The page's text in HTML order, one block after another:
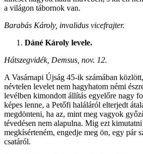
a világon tábornok van.
Barabás Károly, invalidus vicefrajter.
Dáné Károly levele.
Hátszegvidék, Demsus, nov. 12.
A Vasárnapi Újság 45-ik számában
névtelen levelet nem hagyhatom némi
levélben kimondott állítás egyelőre nagy
képes lenne, a Petőfi haláláról elterjedt
megdönteni, ha az, mint meg vagyok
tévedésen nem alapulna. Mig ezt
megkísérteném, engedje meg ön, egy pár
csatáról.